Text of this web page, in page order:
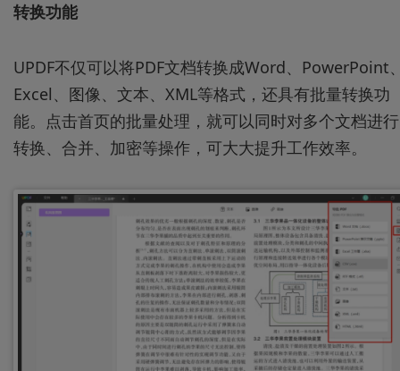
转换功能
UPDF不仅可以将PDF文档转换成Word、PowerPoint
Excel、图像、文本、XML等格式，还具有批量转换功
能。点击首页的批量处理，就可以同时对多个文档进行
转换、合并、加密等操作，可大大提升工作效率。